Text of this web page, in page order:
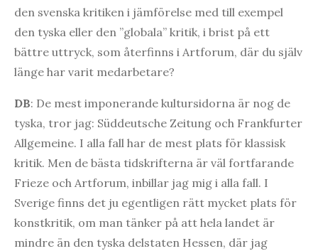
den svenska kritiken i jämförelse med till exempel
den tyska eller den ”globala” kritik, i brist på ett
bättre uttryck, som återfinns i Artforum, där du själv
länge har varit medarbetare?
DB: De mest imponerande kultursidorna är nog de
tyska, tror jag: Süddeutsche Zeitung och Frankfurter
Allgemeine. I alla fall har de mest plats för klassisk
kritik. Men de bästa tidskrifterna är väl fortfarande
Frieze och Artforum, inbillar jag mig i alla fall. I
Sverige finns det ju egentligen rätt mycket plats för
konstkritik, om man tänker på att hela landet är
mindre än den tyska delstaten Hessen, där jag